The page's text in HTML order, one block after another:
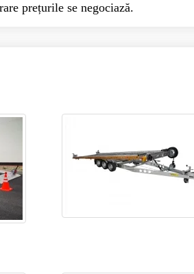
prețurile se negociază.